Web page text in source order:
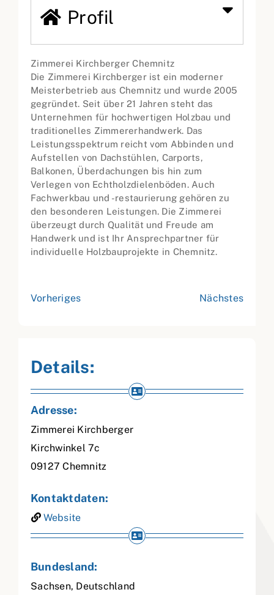
Profil
Zimmerei Kirchberger Chemnitz
Die Zimmerei Kirchberger ist ein moderner
Meisterbetrieb aus Chemnitz und wurde 2005
gegründet. Seit über 21 Jahren steht das
Unternehmen für hochwertigen Holzbau und
traditionelles Zimmererhandwerk. Das
Leistungsspektrum reicht vom Abbinden und
Aufstellen von Dachstühlen, Carports,
Balkonen, Überdachungen bis hin zum
Verlegen von Echtholzdielenböden. Auch
Fachwerkbau und -restaurierung gehören zu
den besonderen Leistungen. Die Zimmerei
überzeugt durch Qualität und Freude am
Handwerk und ist Ihr Ansprechpartner für
individuelle Holzbauprojekte in Chemnitz.
Vorheriges Nächstes
Details:
Adresse:
Zimmerei Kirchberger
Kirchwinkel 7c
09127 Chemnitz
Kontaktdaten:
Website
Bundesland:
Sachsen, Deutschland